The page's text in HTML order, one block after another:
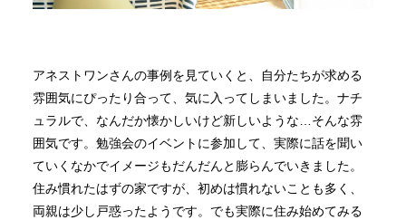
アネストワンさんの事例を見ていくと、自分たちが求める
雰囲気にぴったり合って、気に入ってしまいました。ナチ
ュラルで、なんだか懐かしいけど新しいような…そんな雰
囲気です。勉強会のイベントに参加して、実際に話を聞い
ていくなかでイメージもだんだんと膨らんでいきました。
住み慣れたはずの家ですが、初めは慣れないことも多く、
両親は少し戸惑ったようです。でも実際に住み始めてみる